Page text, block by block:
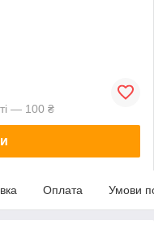
— 100 ₴
Оплата Умови